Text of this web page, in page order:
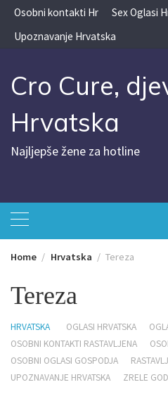
Skip
content
Osobni kontakti Hr
Sex Oglasi
Upoznavanje Hrvatska
Cro Cure,
Hrvatska
Najljepše žene za hotline
Home Hrvatska Tereza
Tereza
HRVATSKA OGLASI HRVATSKA
OSOBNI KONTAKTI RASTAVLJENA
OSOBNI OGLASI GOSPODJA
UPOZNAVANJE HRVATSKA
ZRELE